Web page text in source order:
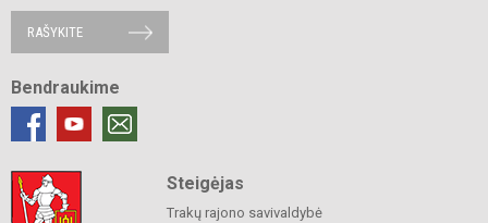
RAŠYKITE
Bendraukime
Steigėjas
Trakų rajono savivaldybė